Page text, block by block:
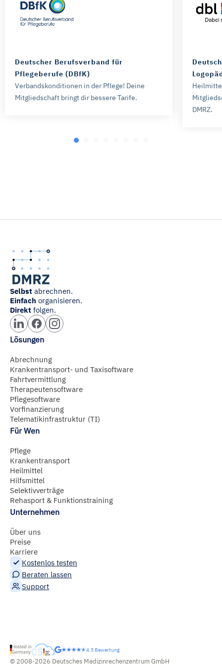
Deutscher Berufsverband für
Pflegeberufe (DBfK)
Verbandskonditionen in der Pflege! Deine
Mitgliedschaft bringt dir bessere Tarife.
DMRZ.
Selbst abrechnen.
Einfach organisieren.
Direkt folgen.
Lösungen
Abrechnung
Krankentransport- und Taxisoftware
Fahrtvermittlung
Therapeutensoftware
Pflegesoftware
Vorfinanzierung
Telematikinfrastruktur (TI)
Für Wen
Pflege
Krankentransport
Heilmittel
Hilfsmittel
Selektivverträge
Rehasport & Funktionstraining
Unternehmen
Über uns
Preise
Karriere
Kostenlos testen
Beraten lassen
Support
4.5 Bewertung
© 2008-2026 Deutsches Medizinrechenzentrum GmbH